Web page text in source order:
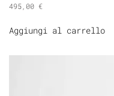
495,00 €
Aggiungi al carrello